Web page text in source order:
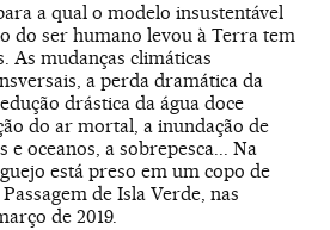
a qual o modelo insustentável
do ser humano levou à Terra tem
As mudanças climáticas
a perda dramática da
drástica da água doce
do ar mortal, a inundação de
e oceanos, a sobrepesca... Na
está preso em um copo de
de Isla Verde, nas
de 2019.